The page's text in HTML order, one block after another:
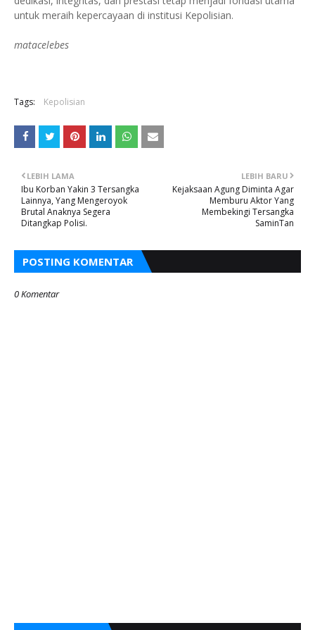
untuk meraih kepercayaan di institusi Kepolisian.
matacelebes
Tags: Kepolisian
LEBIH BARU
Kejaksaan Agung Diminta Agar
Memburu Aktor Yang
Membekingi Tersangka
SaminTan
LEBIH LAMA
Ibu Korban Yakin 3 Tersangka
Lainnya, Yang Mengeroyok
Brutal Anaknya Segera
Ditangkap Polisi.
POSTING KOMENTAR
0 Komentar